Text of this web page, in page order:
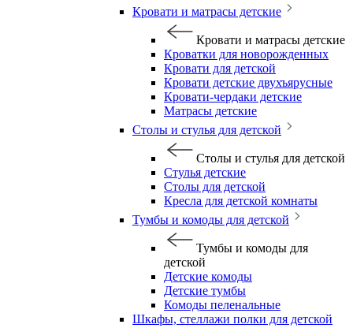
Кровати и матрасы детские
Кровати и матрасы детские
Кроватки для новорожденных
Кровати для детской
Кровати детские двухъярусные
Кровати-чердаки детские
Матрасы детские
Столы и стулья для детской
Столы и стулья для детской
Стулья детские
Столы для детской
Кресла для детской комнаты
Тумбы и комоды для детской
Тумбы и комоды для
детской
Детские комоды
Детские тумбы
Комоды пеленальные
Шкафы, стеллажи полки для детской